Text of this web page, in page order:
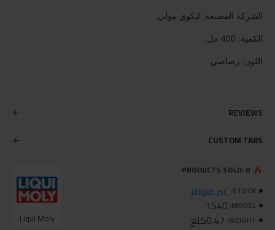
الشركة المصنعة: ليكوي مولي.
الكمية: 400 مل.
اللون: رصاصي
REVIEWS
CUSTOM TABS
STOCK: غير متوفر
MODEL:
1540
WEIGHT: 0.47كلغ Liqui Moly
PRODUCTS SOLD: 0